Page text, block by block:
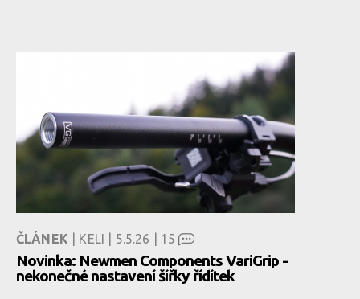
ČLÁNEK | KELI | 5.5.26 | 15
Novinka: Newmen Components VariGrip -
nekonečné nastavení šířky řídítek